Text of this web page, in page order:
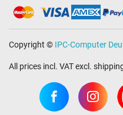
Copyright © IPC-Computer
All prices incl. VAT excl.